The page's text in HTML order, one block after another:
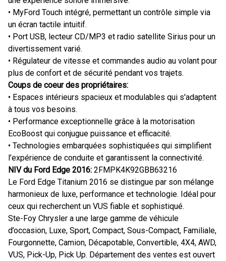
• MyFord Touch intégré, permettant un contrôle simple via
un écran tactile intuitif.
• Port USB, lecteur CD/MP3 et radio satellite Sirius pour un
divertissement varié.
• Régulateur de vitesse et commandes audio au volant pour
plus de confort et de sécurité pendant vos trajets.
Coups de coeur des propriétaires:
• Espaces intérieurs spacieux et modulables qui s'adaptent
à tous vos besoins.
• Performance exceptionnelle grâce à la motorisation
EcoBoost qui conjugue puissance et efficacité.
• Technologies embarquées sophistiquées qui simplifient
l’expérience de conduite et garantissent la connectivité.
NIV du Ford Edge 2016: 2FMPK4K92GBB63216
Le Ford Edge Titanium 2016 se distingue par son mélange
harmonieux de luxe, performance et technologie. Idéal pour
ceux qui recherchent un VUS fiable et sophistiqué.
Ste-Foy Chrysler a une large gamme de véhicule
d’occasion, Luxe, Sport, Compact, Sous-Compact, Familiale,
Fourgonnette, Camion, Décapotable, Convertible, 4X4, AWD,
VUS, Pick-Up, Pick Up. Département des ventes est ouvert